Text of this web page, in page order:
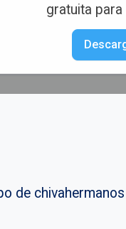
gratuita
de